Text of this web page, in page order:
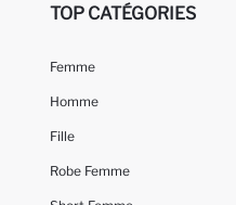
TOP CATÉGORIES
Femme
Homme
Fille
Robe Femme